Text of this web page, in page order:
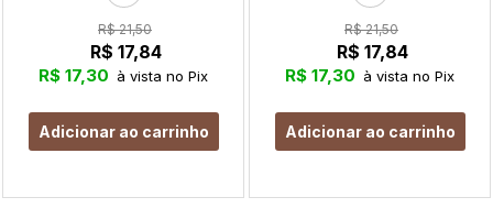
R$ 21,50
R$ 17,84
R$ 17,30 à vista no Pix
Adicionar ao carrinho
R$ 21,50
R$ 17,84
R$ 17,30 à vista no Pix
Adicionar ao carrinho